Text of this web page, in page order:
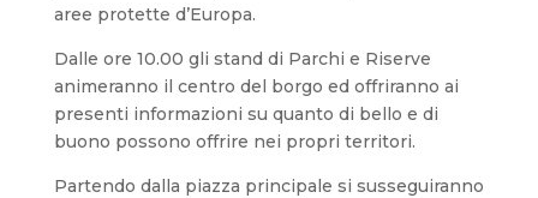
aree protette d’Europa.
Dalle ore 10.00 gli stand di Parchi e Riserve
animeranno il centro del borgo ed offriranno ai
presenti informazioni su quanto di bello e di
buono possono offrire nei propri territori.
Partendo dalla piazza principale si susseguiranno